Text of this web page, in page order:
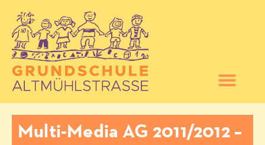
Multi-Media AG 2011/2012 –